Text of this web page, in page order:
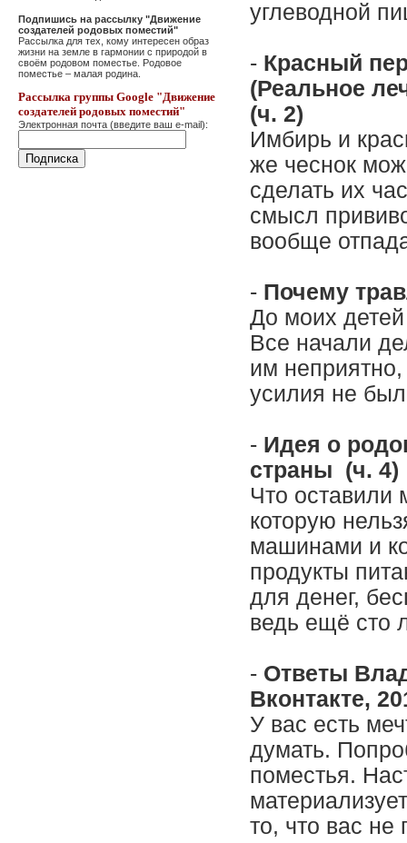
Подпишись на рассылку "Движение
создателей родовых поместий"
Рассылка для тех, кому интересен образ
жизни на земле в гармонии с природой в
своём родовом поместье. Родовое
поместье – малая родина.
Рассылка группы Google "Движение
создателей родовых поместий"
Электронная почта (введите ваш e-mail):
углеводной
- Красный
(Реальное
(ч. 2)
Имбирь и
же чеснок
сделать их
смысл
вообще
- Почему
До моих
Все начали
им
усилия не
- Идея о
страны (ч. 4)
Что оставили
которую
машинами и
продукты
для денег,
ведь ещё сто
- Ответы
Вконтакте,
У вас есть
думать.
поместья.
то, что вас не